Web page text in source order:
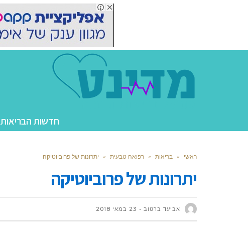
חדשות הבריאות
ראשי » בריאות » רפואה טבעית » יתרונות של פרוביוטיקה
יתרונות של פרוביוטיקה
אביעד ברטוב 23 במאי 2018